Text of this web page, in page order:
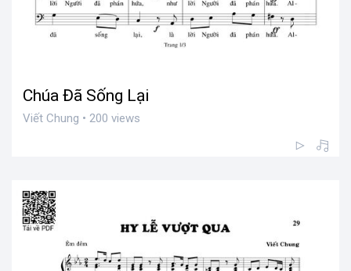
Chúa Đã Sống Lại
Viết Chung • 200 views